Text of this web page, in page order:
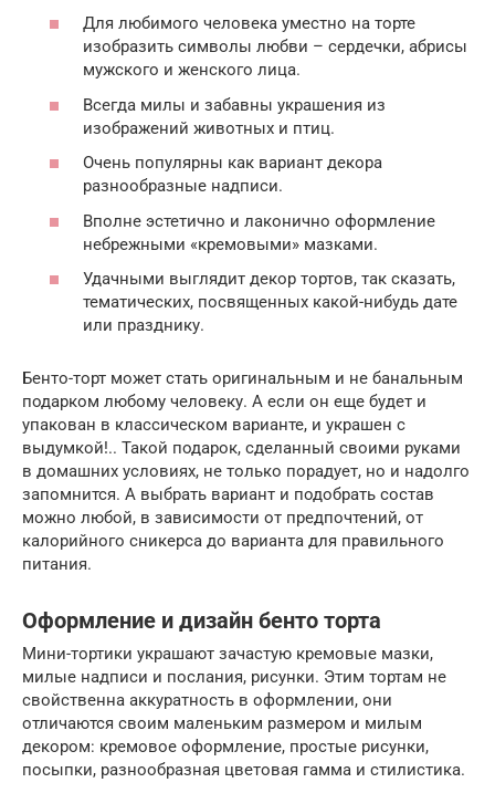
Для любимого человека уместно на торте
изобразить символы любви – сердечки, абрисы
мужского и женского лица.
Всегда милы и забавны украшения из
изображений животных и птиц.
Очень популярны как вариант декора
разнообразные надписи.
Вполне эстетично и лаконично оформление
небрежными «кремовыми» мазками.
Удачными выглядит декор тортов, так сказать,
тематических, посвященных какой-нибудь дате
или празднику.
Бенто-торт может стать оригинальным и не банальным
подарком любому человеку. А если он еще будет и
упакован в классическом варианте, и украшен с
выдумкой!.. Такой подарок, сделанный своими руками
в домашних условиях, не только порадует, но и надолго
запомнится. А выбрать вариант и подобрать состав
можно любой, в зависимости от предпочтений, от
калорийного сникерса до варианта для правильного
питания.
Оформление и дизайн бенто торта
Мини-тортики украшают зачастую кремовые мазки,
милые надписи и послания, рисунки. Этим тортам не
свойственна аккуратность в оформлении, они
отличаются своим маленьким размером и милым
декором: кремовое оформление, простые рисунки,
посыпки, разнообразная цветовая гамма и стилистика.